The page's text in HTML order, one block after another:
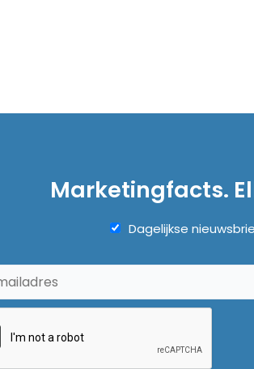
Marketingfacts.
Dagelijkse